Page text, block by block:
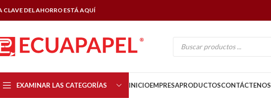
CLAVE DEL AHORRO ESTÁ AQUÍ
EXAMINAR LAS CATEGORÍAS INICIOEMPRESAPRODUCTOSCONTÁCTENOS